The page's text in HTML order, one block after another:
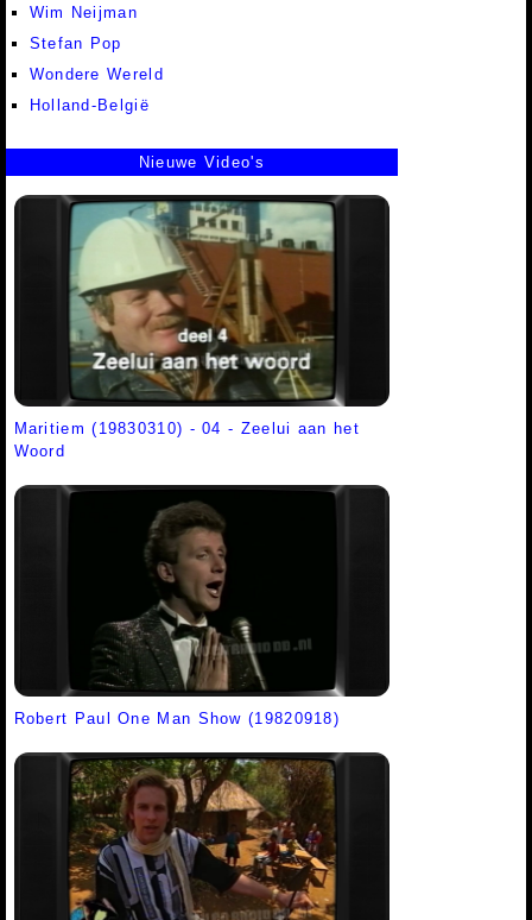
Wim Neijman
Stefan Pop
Wondere Wereld
Holland-België
Nieuwe Video's
Maritiem (19830310) - 04 - Zeelui aan het
Woord
Robert Paul One Man Show (19820918)